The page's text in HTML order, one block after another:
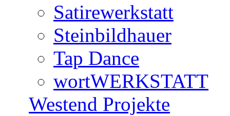
Satirewerkstatt
Steinbildhauer
Tap Dance
wortWERKSTATT
Westend Projekte